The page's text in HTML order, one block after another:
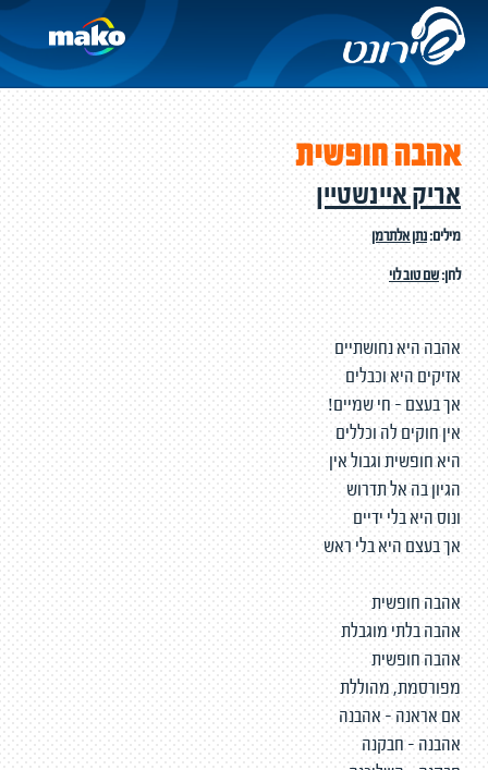
אהבה חופשית
אריק איינשטיין
מילים:נתן אלתרמן
לחן:שם טוב לוי
אהבה היא נחושתיים
אזיקים היא וכבלים
אך בעצם - חי שמיים!
אין חוקים לה וכללים
היא חופשית וגבול אין
הגיון בה אל תדרוש
ונוס היא בלי ידיים
אך בעצם היא בלי ראש
אהבה חופשית
אהבה בלתי מוגבלת
אהבה חופשית
מפורסמת, מהוללת
אם אראנה - אהבנה
אהבנה - חבקנה